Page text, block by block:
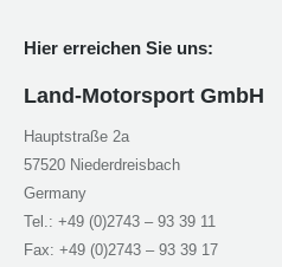
Hier erreichen Sie uns:
Land-Motorsport GmbH
Hauptstraße 2a
57520 Niederdreisbach
Germany
Tel.: +49 (0)2743 – 93 39 11
Fax: +49 (0)2743 – 93 39 17